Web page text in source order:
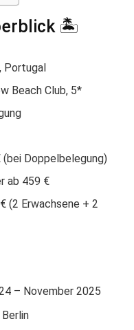
🏝️
Portugal
Beach Club, 5*
(bei Doppelbelegung)
ab 459 €
(2 Erwachsene + 2
– November 2025